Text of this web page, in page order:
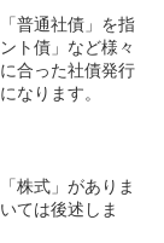
普通社債」を指
ト債」など様々
合った社債発行
なります。
株式」がありま
ては後述しま